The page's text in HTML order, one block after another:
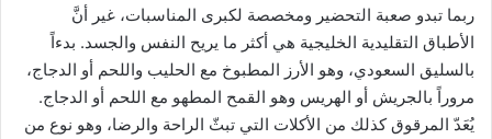
ربما تبدو صعبة التحضير ومخصصة لكبرى المناسبات، غير أنَّ
الأطباق التقليدية الخليجية هي أكثر ما يريح النفس والجسد. بدءاً
بالسليق السعودي، وهو الأرز المطبوخ مع الحليب واللحم أو الدجاج،
مروراً بالجريش أو الهريس وهو القمح المطهو مع اللحم أو الدجاج.
يُعَدّ المرقوق كذلك من الأكلات التي تبثّ الراحة والرضا، وهو نوع من